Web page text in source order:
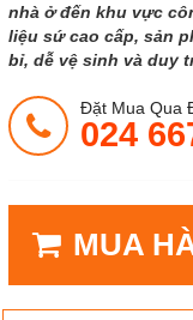
nhà ở đến khu vực
liệu sứ cao cấp, sản
bỉ, dễ vệ sinh và duy
Đặt Mua Qua
024
MUA